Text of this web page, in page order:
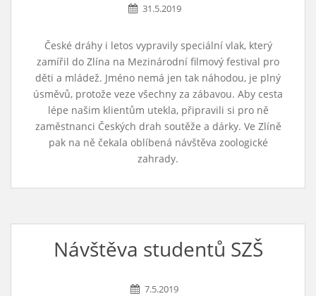
31.5.2019
České dráhy i letos vypravily speciální vlak, který
zamířil do Zlína na Mezinárodní filmový festival pro
děti a mládež. Jméno nemá jen tak náhodou, je plný
úsměvů, protože veze všechny za zábavou. Aby cesta
lépe našim klientům utekla, připravili si pro ně
zaměstnanci Českých drah soutěže a dárky. Ve Zlíně
pak na ně čekala oblíbená návštěva zoologické
zahrady.
Návštěva studentů SZŠ
7.5.2019